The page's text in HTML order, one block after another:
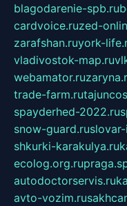
blagodarenie-spb.ru
cardvoice.ruzed-
zarafshan.ruyork-
vladivostok-map.ru
webamator.ru
trade-farm.ru
spayderhed-2022.ru
snow-guard.ru
shkurki-karakulya.ru
ecolog.org.ru
autodoctorservis.ru
avto-vozim.ru